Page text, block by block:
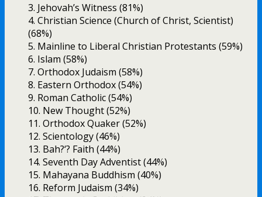
3. Jehovah’s Witness (81%)
4. Christian Science (Church of Christ, Scientist)
(68%)
5. Mainline to Liberal Christian Protestants (59%)
6. Islam (58%)
7. Orthodox Judaism (58%)
8. Eastern Orthodox (54%)
9. Roman Catholic (54%)
10. New Thought (52%)
11. Orthodox Quaker (52%)
12. Scientology (46%)
13. Bah?‘? Faith (44%)
14. Seventh Day Adventist (44%)
15. Mahayana Buddhism (40%)
16. Reform Judaism (34%)